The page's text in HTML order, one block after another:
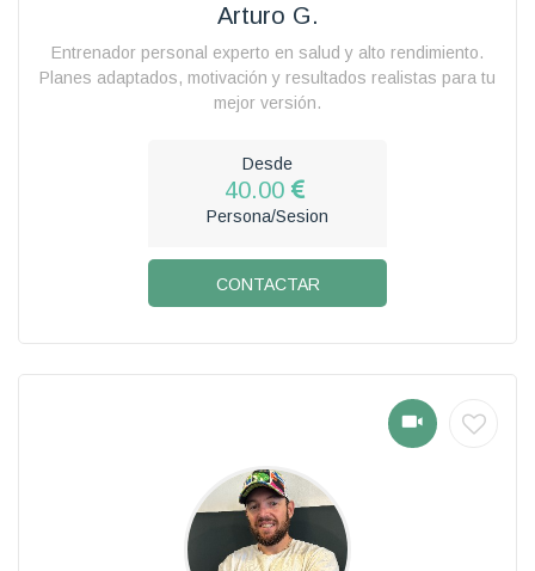
Arturo G.
Entrenador personal experto en salud y alto rendimiento.
Planes adaptados, motivación y resultados realistas para tu
mejor versión.
Desde
40.00
Persona/Sesion
CONTACTAR